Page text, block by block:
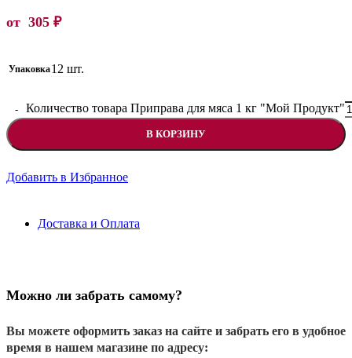
от 305 ₽
Упаковка12 шт.
Количество товара Приправа для мяса 1 кг "Мой Продукт"
В КОРЗИНУ
Добавить в Избранное
Доставка и Оплата
Можно ли забрать самому?
Вы можете оформить заказ на сайте и забрать его в удобное
время в нашем магазине по адресу: